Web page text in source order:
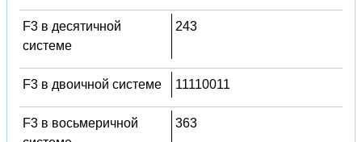
F3 в десятичной
системе
243
F3 в двоичной системе 11110011
F3 в восьмеричной
363